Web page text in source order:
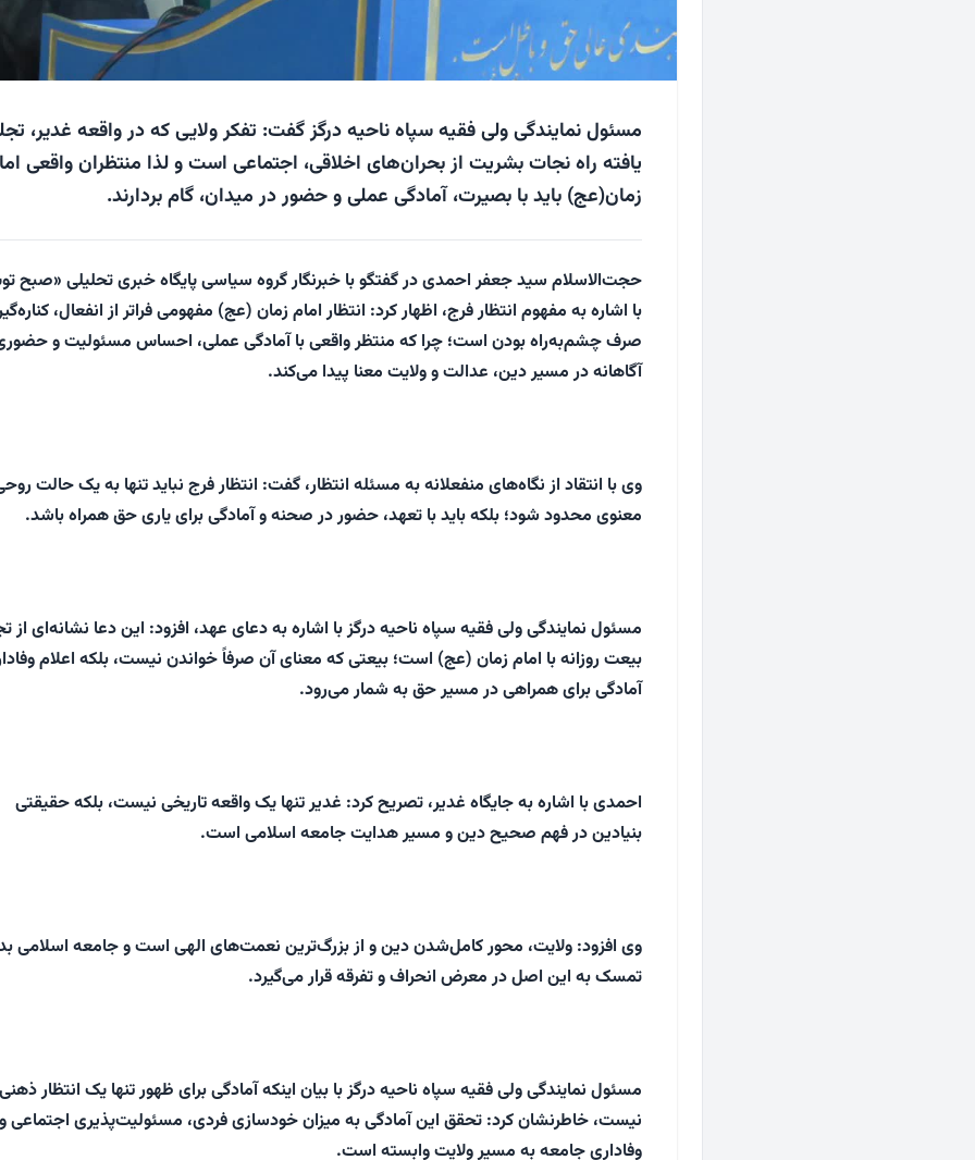
مسئول نمایندگی ولی فقیه سپاه ناحیه درگز گفت: تفکر ولایی که در واقعه غدیر،
‌یافته راه نجات بشریت از بحران‌های اخلاقی، اجتماعی است و لذا منتظران واقعی
زمان(عج) باید با بصیرت، آمادگی عملی و حضور در میدان، گام بردارند.
حجت‌الاسلام سید جعفر احمدی در گفتگو با خبرنگار گروه سیاسی پایگاه خبری تحلیلی «صبح
با اشاره به مفهوم انتظار فرج، اظهار کرد: انتظار امام زمان (عج) مفهومی فراتر از انفعال،
صرف چشم‌به‌راه بودن است؛ چرا که منتظر واقعی با آمادگی عملی، احساس مسئولیت و
آگاهانه در مسیر دین، عدالت و ولایت معنا پیدا می‌کند.
وی با انتقاد از نگاه‌های منفعلانه به مسئله انتظار، گفت: انتظار فرج نباید تنها به یک حالت
معنوی محدود شود؛ بلکه باید با تعهد، حضور در صحنه و آمادگی برای یاری حق همراه باشد.
مسئول نمایندگی ولی فقیه سپاه ناحیه درگز با اشاره به دعای عهد، افزود: این دعا نشانه‌ای از
بیعت روزانه با امام زمان (عج) است؛ بیعتی که معنای آن صرفاً خواندن نیست، بلکه اعلام
آمادگی برای همراهی در مسیر حق به شمار می‌رود.
احمدی با اشاره به جایگاه غدیر، تصریح کرد: غدیر تنها یک واقعه تاریخی نیست، بلکه حقیقتی
بنیادین در فهم صحیح دین و مسیر هدایت جامعه اسلامی است.
وی افزود: ولایت، محور کامل‌شدن دین و از بزرگ‌ترین نعمت‌های الهی است و جامعه اسلامی
تمسک به این اصل در معرض انحراف و تفرقه قرار می‌گیرد.
مسئول نمایندگی ولی فقیه سپاه ناحیه درگز با بیان اینکه آمادگی برای ظهور تنها یک انتظار ذهنی
نیست، خاطرنشان کرد: تحقق این آمادگی به میزان خودسازی فردی، مسئولیت‌پذیری اجتماعی و
وفاداری جامعه به مسیر ولایت وابسته است.